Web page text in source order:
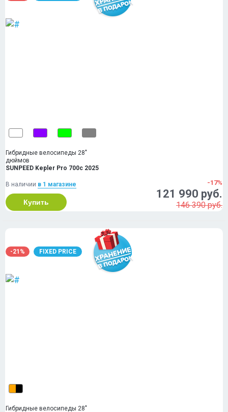
Гибридные велосипеды 28"
дюймов
SUNPEED Kepler Pro 700c 2025
В наличии в 1 магазинe
Купить
-17%
121 990 руб.
146 390 руб.
-21% FIXED PRICE
Гибридные велосипеды 28"